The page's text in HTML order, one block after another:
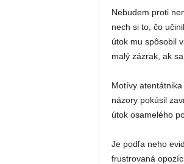
Nebudem proti
nech si to, čo
útok mu spôsobil
malý zázrak, ak
Motívy
názory pokúsil
útok osamelého
Je podľa neho
frustrovaná